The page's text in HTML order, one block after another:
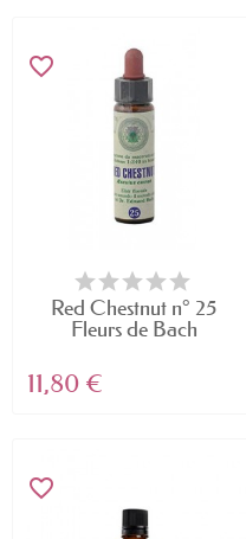
favorite_border
Red Chestnut n° 25
Fleurs de Bach
11,80 €
favorite_border